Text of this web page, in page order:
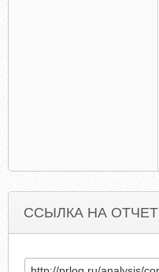
ССЫЛКА НА ОТЧЕТ